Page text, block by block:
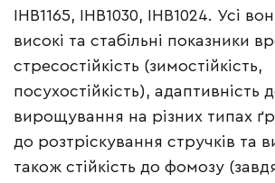
ІНВ1165, ІНВ1030, ІНВ1024. Усі
високі та стабільні показники
стресостійкість (зимостійкість,
посухостійкість), адаптивність
вирощування на різних типах
до розтріскування стручків та
також стійкість до фомозу